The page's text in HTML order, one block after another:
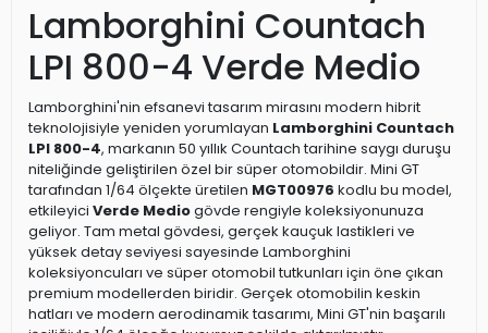
Lamborghini Countach
LPI 800-4 Verde Medio
Lamborghini'nin efsanevi tasarım mirasını modern hibrit
teknolojisiyle yeniden yorumlayan Lamborghini Countach
LPI 800-4, markanın 50 yıllık Countach tarihine saygı duruşu
niteliğinde geliştirilen özel bir süper otomobildir. Mini GT
tarafından 1/64 ölçekte üretilen MGT00976 kodlu bu model,
etkileyici Verde Mediogövde rengiyle koleksiyonunuza
geliyor. Tam metal gövdesi, gerçek kauçuk lastikleri ve
yüksek detay seviyesi sayesinde Lamborghini
koleksiyoncuları ve süper otomobil tutkunları için öne çıkan
premium modellerden biridir. Gerçek otomobilin keskin
hatları ve modern aerodinamik tasarımı, Mini GT'nin başarılı